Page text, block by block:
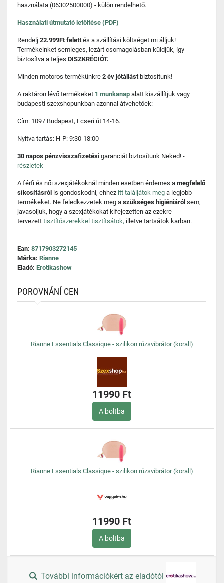
használata (06302500000) - külön rendelhető.
Használati útmutató letöltése (PDF)
Rendelj 22.999Ft felettés a szállítási költséget mi álljuk!
Termékeinket semleges, lezárt csomagolásban küldjük, így
biztosítva a teljes DISZKRÉCIÓT.
Minden motoros termékünkre 2 év jótállást biztosítunk!
A raktáron lévő termékeket 1 munkanap alatt kiszállítjuk vagy
budapesti szexshopunkban azonnal átvehetőek:
Cím: 1097 Budapest, Ecseri út 14-16.
Nyitva tartás: H-P: 9:30-18:00
30 napos pénzvisszafizetési garanciát biztosítunk Neked! -
részletek
A férfi és női szexjátékoknál minden esetben érdemes a megfelelő
síkosításról is gondoskodni, ehhez itt találjátok meg a legjobb
termékeket. Ne feledkezzetek meg a szükséges higiéniáról sem,
javasoljuk, hogy a szexjátékokat kifejezetten az ezekre
tervezett tisztítószerekkel tisztítsátok, illetve tartsátok karban.
Ean: 8717903272145
Márka: Rianne
Eladó: Erotikashow
POROVNÁNÍ CEN
Rianne Essentials Classique - szilikon rúzsvibrátor (korall)
11990 Ft
A boltba
Rianne Essentials Classique - szilikon rúzsvibrátor (korall)
11990 Ft
A boltba
További információkért az eladótól